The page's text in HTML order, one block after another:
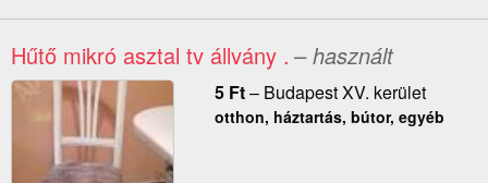
Hűtő mikró asztal tv állvány . – használt
5 Ft– Budapest XV. kerület
otthon, háztartás, bútor, egyéb